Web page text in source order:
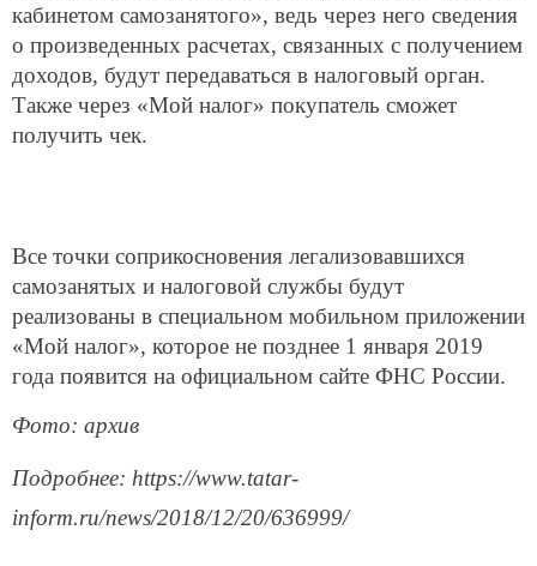
кабинетом самозанятого», ведь через него сведения
о произведенных расчетах, связанных с получением
доходов, будут передаваться в налоговый орган.
Также через «Мой налог» покупатель сможет
получить чек.
Все точки соприкосновения легализовавшихся
самозанятых и налоговой службы будут
реализованы в специальном мобильном приложении
«Мой налог», которое не позднее 1 января 2019
года появится на официальном сайте ФНС России.
Фото: архив
Подробнее: https://www.tatar-
inform.ru/news/2018/12/20/636999/